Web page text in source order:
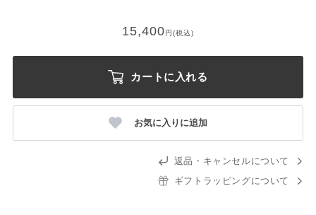
15,400円(税込)
カートに入れる
お気に入りに追加
返品・キャンセルについて
ギフトラッピングについて